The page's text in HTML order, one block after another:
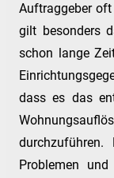
Auftraggeber
gilt besonders
schon lange
dass es das
Problemen